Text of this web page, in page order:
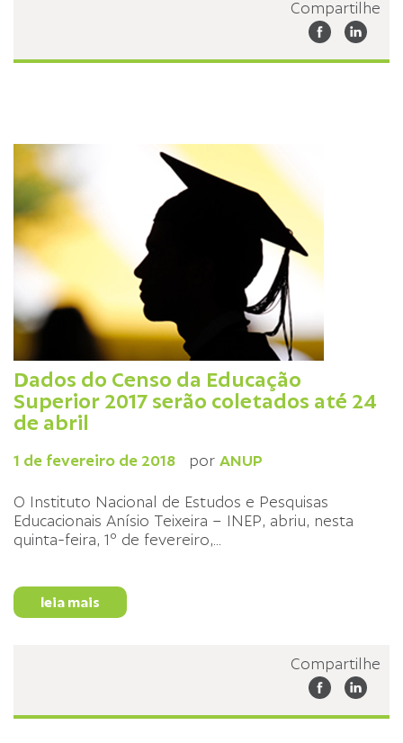
Compartilhe
Dados do Censo da Educação
Superior 2017 serão coletados até 24
de abril
1 de fevereiro de 2018 por ANUP
O Instituto Nacional de Estudos e Pesquisas
Educacionais Anísio Teixeira – INEP, abriu, nesta
quinta-feira, 1º de fevereiro,...
leia mais
Compartilhe